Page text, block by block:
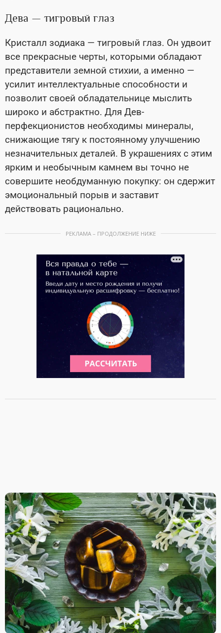
Дева — тигровый глаз
Кристалл зодиака — тигровый глаз. Он удвоит
все прекрасные черты, которыми обладают
представители земной стихии, а именно —
усилит интеллектуальные способности и
позволит своей обладательнице мыслить
широко и абстрактно. Для Дев-
перфекционистов необходимы минералы,
снижающие тягу к постоянному улучшению
незначительных деталей. В украшениях с этим
ярким и необычным камнем вы точно не
совершите необдуманную покупку: он сдержит
эмоциональный порыв и заставит
действовать рационально.
РЕКЛАМА – ПРОДОЛЖЕНИЕ НИЖЕ